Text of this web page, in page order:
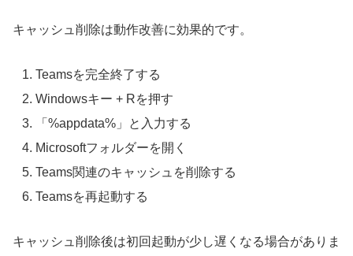
キャッシュ削除は動作改善に効果的です。
Teamsを完全終了する
Windowsキー + Rを押す
「%appdata%」と入力する
Microsoftフォルダーを開く
Teams関連のキャッシュを削除する
Teamsを再起動する
キャッシュ削除後は初回起動が少し遅くなる場合がありま